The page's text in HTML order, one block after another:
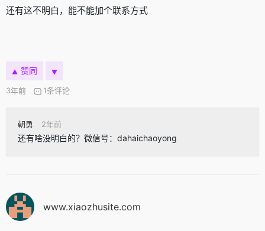
还有这不明白，能不能加个联系方式
赞同
3年前 1条评论
朝勇 2年前
还有啥没明白的？微信号：dahaichaoyong
www.xiaozhusite.com